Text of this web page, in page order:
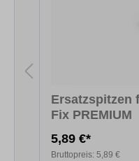
Ersatzspitzen
Fix PREMIUM
5,89 €*
Bruttopreis: 5,89 €